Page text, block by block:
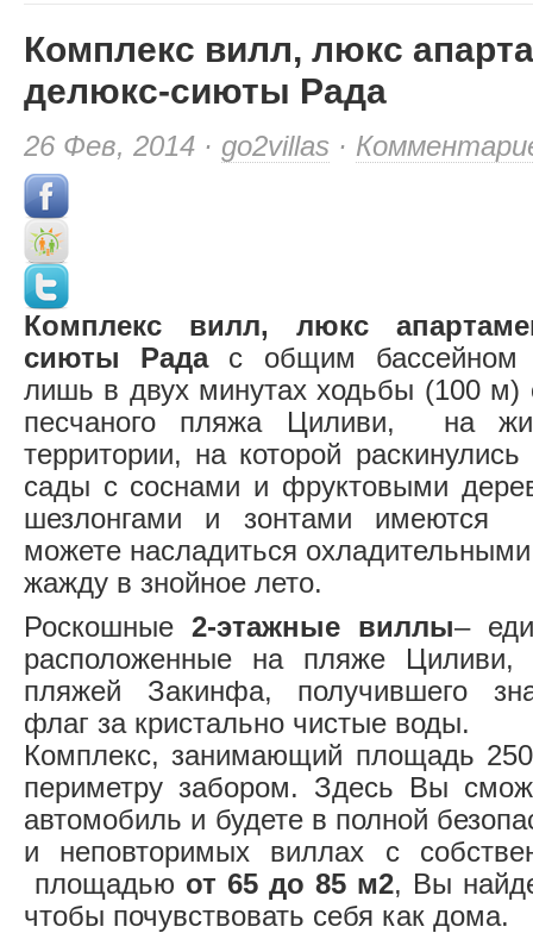
Комплекс вилл, люкс
делюкс-сиюты Рада
26 Фев, 2014 · go2villas ·
Комплекс вилл, люкс
сиюты Радас общим бассейном
лишь в двух минутах ходьбы (100 м)
песчаного пляжа Циливи, на
территории, на которой
сады с соснами и фруктовыми
шезлонгами и зонтами
можете насладиться
жажду в знойное лето.
Роскошные 2-этажные виллы–
расположенные на пляже
пляжей Закинфа, получившего
флаг за кристально чистые воды.
Комплекс, занимающий площадь
периметру забором. Здесь Вы
автомобиль и будете в полной
и неповторимых виллах с
площадью от 65 до 85 м2, Вы
чтобы почувствовать себя как дома.